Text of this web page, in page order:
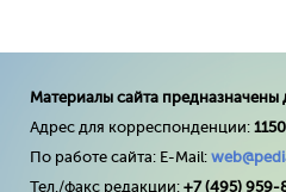
Материалы сайта предназначены
Адрес для корреспонденции:
По работе сайта: E-Mail:
Тел./факс редакции: +7 (495) 959-